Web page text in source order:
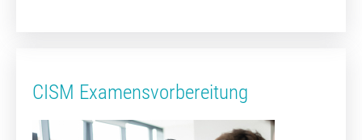
CISM Examensvorbereitung